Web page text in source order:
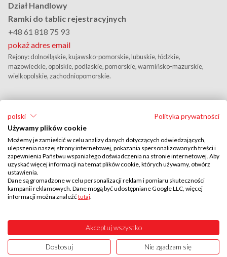
Dział Handlowy
Ramki do tablic rejestracyjnych
+48 61 818 75 93
pokaż adres email
Rejony: dolnośląskie, kujawsko-pomorskie, lubuskie, łódzkie,
mazowieckie, opolskie, podlaskie, pomorskie, warmińsko-mazurskie,
wielkopolskie, zachodniopomorskie.
Przedstawiciel Handlowy
Wojciech Zbela
+48 606 283 461
Rejony: śląskie, małopolskie, podkarpackie, lubelskie, świętokrzyskie.
UTAL © 2026
ISO 9001:2015
ISO 27001:2022
polski
Polityka prywatności
Używamy plików cookie
Możemy je zamieścić w celu analizy danych dotyczących odwiedzających,
ulepszenia naszej strony internetowej, pokazania spersonalizowanych treści i
zapewnienia Państwu wspaniałego doświadczenia na stronie internetowej. Aby
uzyskać więcej informacji na temat plików cookie, których używamy, otwórz
ustawienia.
Dane są gromadzone w celu personalizacji reklam i pomiaru skuteczności
kampanii reklamowych. Dane mogą być udostępniane Google LLC, więcej
informacji można znaleźćtutaj.
Akceptuj wszystko
Dostosuj Nie zgadzam się